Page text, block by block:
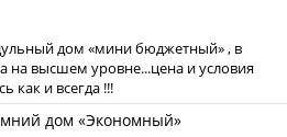
дом «мини бюджетный» , в
на высшем уровне...цена и условия
как и всегда !!!